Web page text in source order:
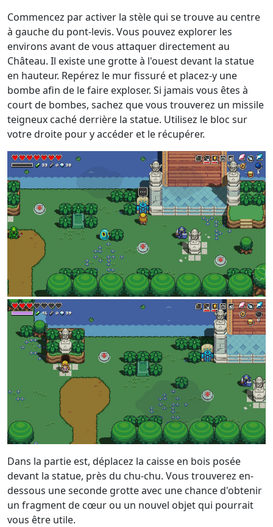
Commencez par activer la stèle qui se trouve au centre
à gauche du pont-levis. Vous pouvez explorer les
environs avant de vous attaquer directement au
Château. Il existe une grotte à l'ouest devant la statue
en hauteur. Repérez le mur fissuré et placez-y une
bombe afin de le faire exploser. Si jamais vous êtes à
court de bombes, sachez que vous trouverez un missile
teigneux caché derrière la statue. Utilisez le bloc sur
votre droite pour y accéder et le récupérer.
Dans la partie est, déplacez la caisse en bois posée
devant la statue, près du chu-chu. Vous trouverez en-
dessous une seconde grotte avec une chance d'obtenir
un fragment de cœur ou un nouvel objet qui pourrait
vous être utile.